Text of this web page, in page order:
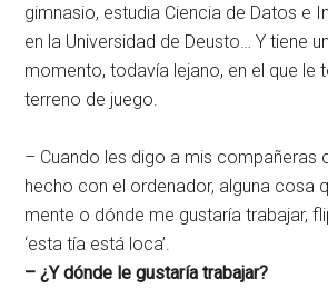
gimnasio, estudia Ciencia de Datos e
en la Universidad de Deusto… Y tiene
momento, todavía lejano, en el que le
terreno de juego.
– Cuando les digo a mis compañeras
hecho con el ordenador, alguna cosa
mente o dónde me gustaría trabajar,
‘esta tía está loca’.
– ¿Y dónde le gustaría trabajar?